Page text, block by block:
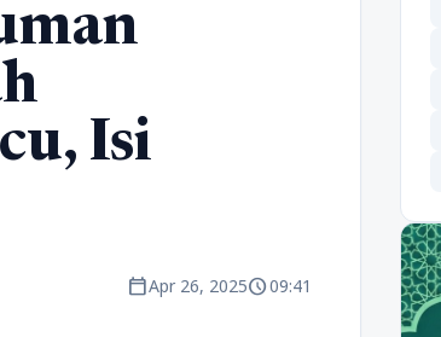
Isi
calendar_todayApr 26, 2025schedule09:41